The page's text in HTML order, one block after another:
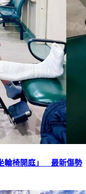
輪椅開庭」 最新傷勢